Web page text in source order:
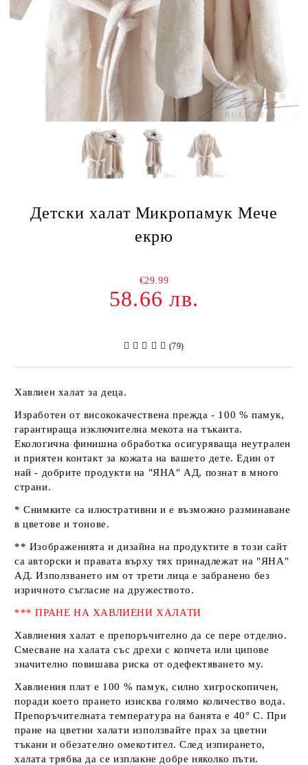
Детски халат Микропамук Мече
екрю
€29.99
58.66 лв.
(79)
Хавлиен халат за деца.
Изработен от висококачествена прежда - 100 % памук,
гарантираща изключителна мекота на тъканта.
Екологична финишна обработка осигуряваща неутрален
и приятен контакт за кожата на вашето дете. Един от
най - добрите продукти на "ЯНА" АД, познат в много
страни.
* Снимките са илюстративни и е възможно разминаване
в цветове и тонове.
** Изображенията и дизайна на продуктите в този сайт
са авторски и правата върху тях принадлежат на "ЯНА"
АД. Използването им от трети лица е забранено без
изричното съгласие на дружеството.
*** ПРАНЕ НА ХАВЛИЕНИ ХАЛАТИ
Хавлиения халат е препоръчително да се пере отделно.
Смесване на халата със дрехи с копчета или ципове
значително повишава риска от одефектяването му.
Хавлиения плат е 100 % памук, силно хигроскопичен,
поради което прането изисква голямо количество вода.
Препоръчителната температура на банята е 40° С. При
пране на цветни халати използвайте прах за цветни
тъкани и обезателно омекотител. След изпирането,
халата трябва да се изплакне добре няколко пъти.